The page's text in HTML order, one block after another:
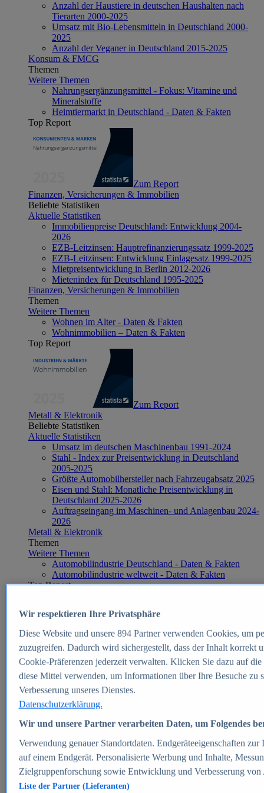
Anzahl der Haustiere in deutschen Haushalten nach
Tierarten 2000-2025
Umsatz mit Bio-Lebensmitteln in Deutschland 2000-
2025
Anzahl der Veganer in Deutschland 2015-2025
Konsum & FMCG
Themen
Weitere Themen
Nahrungsergänzungsmittel - Fokus: Vitamine und
Mineralstoffe
Heimtiermarkt in Deutschland - Daten & Fakten
Top Report
Zum Report
Finanzen, Versicherungen & Immobilien
Beliebte Statistiken
Aktuelle Statistiken
Immobilienpreise Deutschland: Entwicklung 2004-
2026
EZB-Leitzinsen: Hauptrefinanzierungssatz 1999-2025
EZB-Leitzinsen: Entwicklung Einlagesatz 1999-2025
Mietpreisentwicklung in Berlin 2012-2026
Mietenindex für Deutschland 1995-2025
Finanzen, Versicherungen & Immobilien
Themen
Weitere Themen
Wohnen im Alter - Daten & Fakten
Wohnimmobilien – Daten & Fakten
Top Report
Zum Report
Metall & Elektronik
Beliebte Statistiken
Aktuelle Statistiken
Umsatz im deutschen Maschinenbau 1991-2024
Stahl - Index zur Preisentwicklung in Deutschland
2005-2025
Größte Automobilhersteller nach Fahrzeugabsatz 2025
Eisen und Stahl: Monatliche Preisentwicklung in
Deutschland 2025-2026
Auftragseingang im Maschinen- und Anlagenbau 2024-
2026
Metall & Elektronik
Themen
Weitere Themen
Automobilindustrie Deutschland - Daten & Fakten
Automobilindustrie weltweit - Daten & Fakten
Top Report
Zum Report
E-commerce
Beliebte Statistiken
Aktuelle Statistiken
E-Commerce - Entwicklung des Umsatzes in
Deutschland 1999-2025
Umsatz von Amazon in Deutschland und weltweit
2010-2025
B2C-E-Commerce: Top-50 Online Shops in
Deutschland 2024
Marktanteile von Online-Zahlungsverfahren in
Deutschland 2024
Umsatzstarke Warengruppen im Online-Handel in
Deutschland 2023-2025
Wir respektieren Ihre Privatsphäre
Diese Website und unsere 894Partner verwenden Cookies, um
zuzugreifen. Dadurch wird sichergestellt, dass der Inhalt korrekt
Cookie-Präferenzen jederzeit verwalten. Klicken Sie dazu auf
diese Mittel verwenden, um Informationen über Ihre Besuche
Verbesserung unseres Dienstes.
Datenschutzerklärung.
Wir und unsere Partner verarbeiten Daten, um Folgendes
Verwendung genauer Standortdaten. Endgeräteeigenschaften
auf einem Endgerät. Personalisierte Werbung und Inhalte,
Zielgruppenforschung sowie Entwicklung und Verbesserung von
Liste der Partner (Lieferanten)